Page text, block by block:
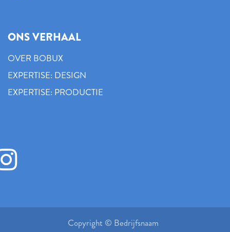
ONS VERHAAL
OVER BOBUX
EXPERTISE: DESIGN
EXPERTISE: PRODUCTIE
Copyright © Bedrijfsnaam